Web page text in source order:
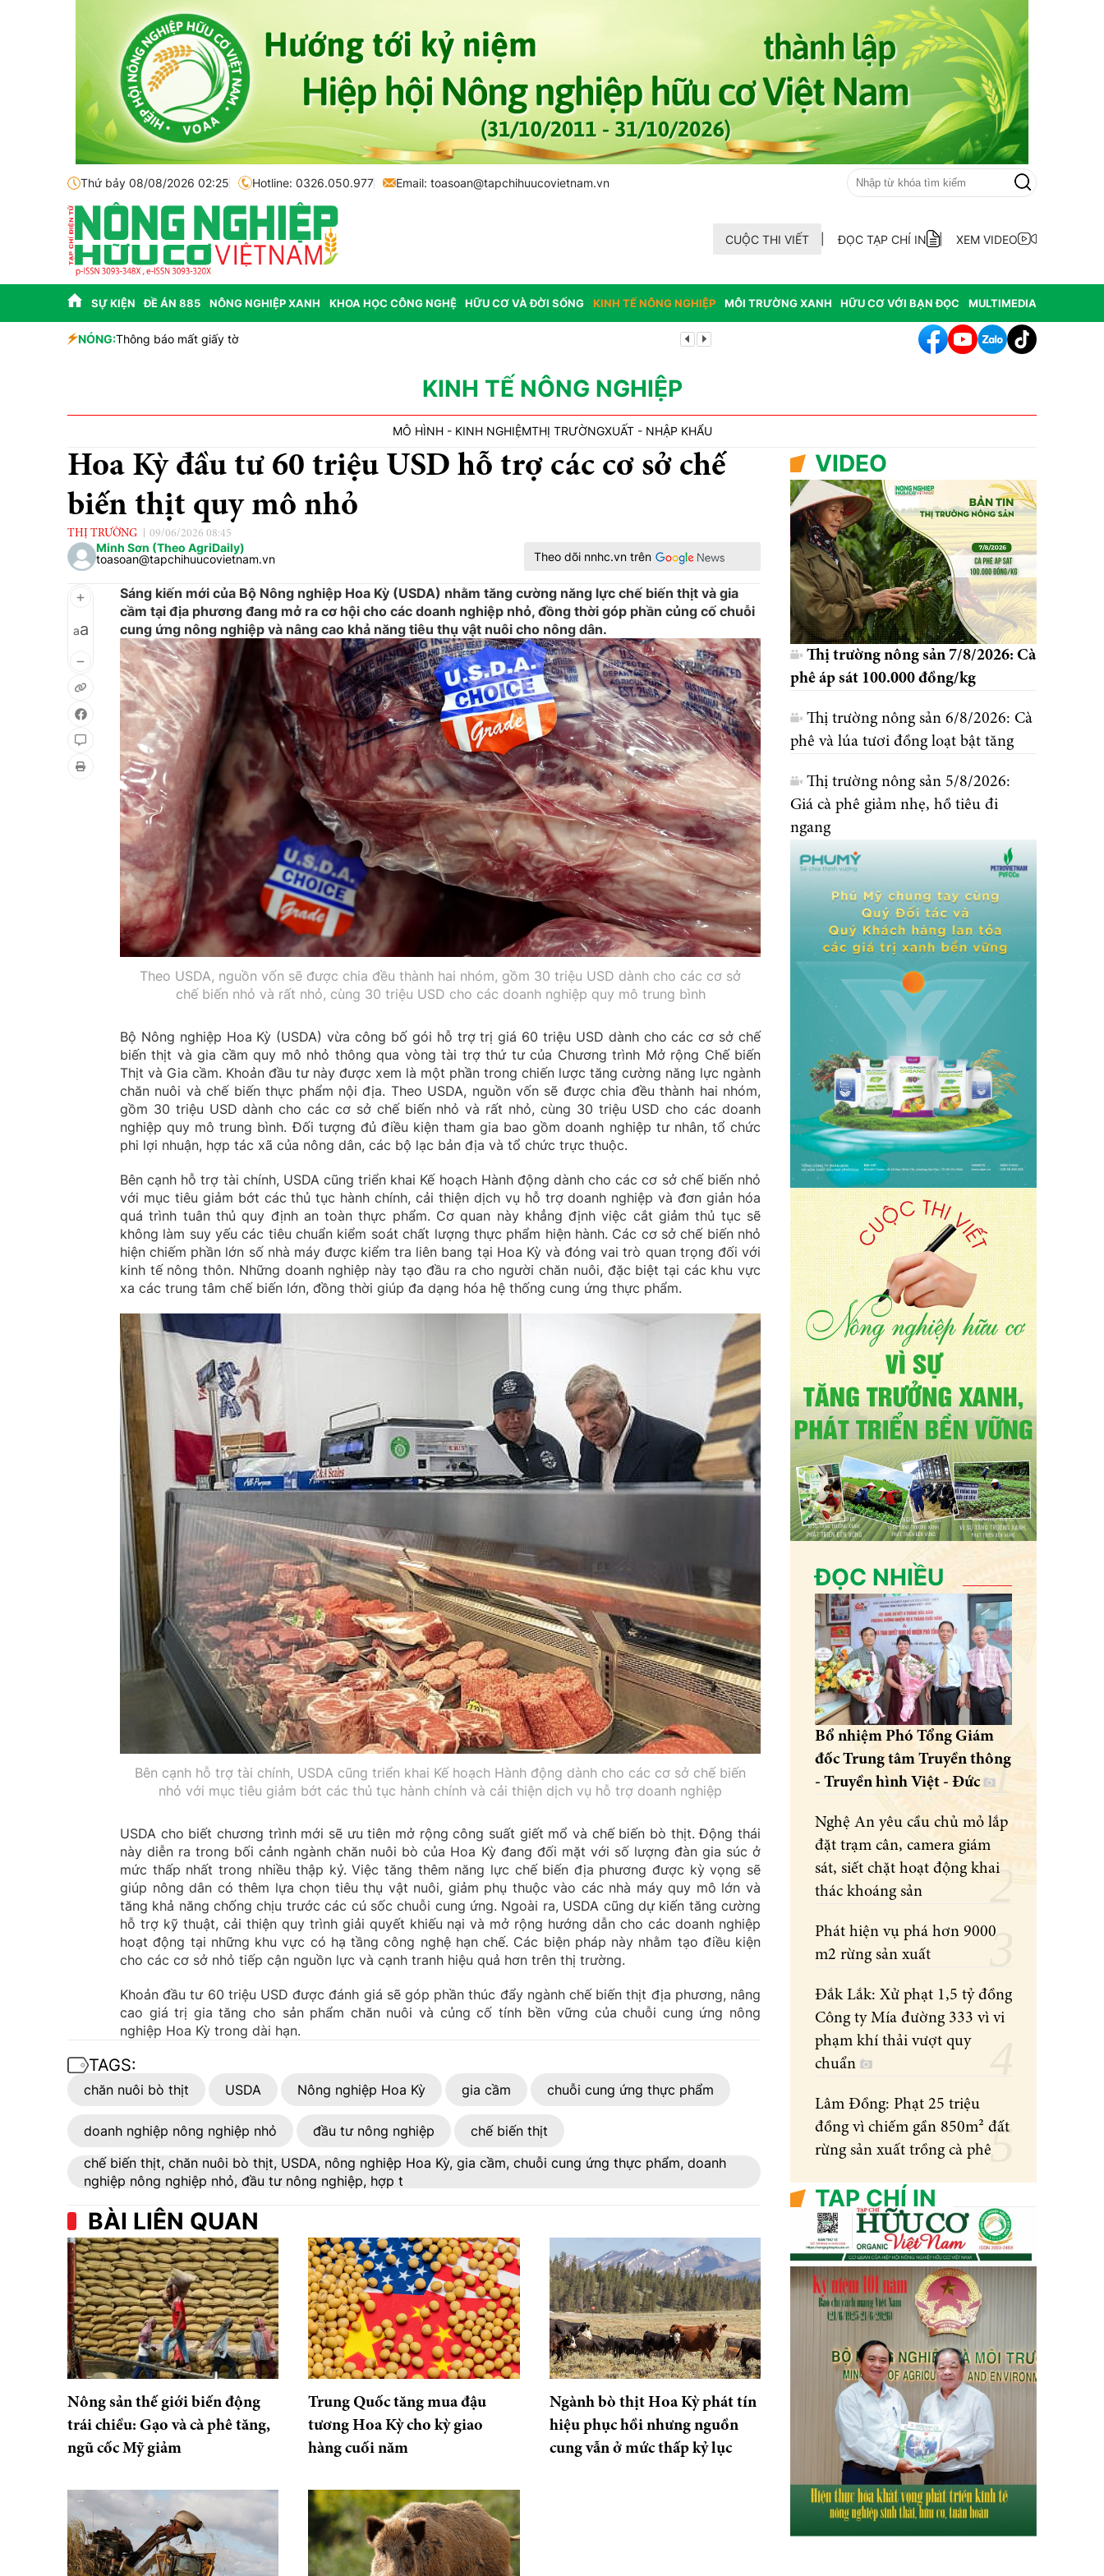
Thứ bảy 08/08/2026 02:25 Hotline: 0326.050.977 Email: toasoan@tapchihuucovietnam.vn
CUỘC THI VIẾT ĐỌC TẠP CHÍ IN XEM VIDEO
SỰ KIỆN ĐỀ ÁN 885 NÔNG NGHIỆP XANH KHOA HỌC CÔNG NGHỆ HỮU CƠ VÀ ĐỜI SỐNG KINH TẾ NÔNG NGHIỆP MÔI TRƯỜNG XANH HỮU CƠ VỚI BẠN ĐỌC MULTIMEDIA
NÓNG:Thông báo mất giấy tờ Lâm Đồng: Không hợp thức hóa diện tích đất vi phạm có nguồn gốc từ phá rừng
KINH TẾ NÔNG NGHIỆP
MÔ HÌNH - KINH NGHIỆMTHỊ TRƯỜNGXUẤT - NHẬP KHẨU
Hoa Kỳ đầu tư 60 triệu USD hỗ trợ các cơ sở chế
biến thịt quy mô nhỏ
THỊ TRƯỜNG 09/06/2026 08:45
Minh Sơn (Theo AgriDaily)
toasoan@tapchihuucovietnam.vn
Theo dõi nnhc.vn trên
aa
Sáng kiến mới của Bộ Nông nghiệp Hoa Kỳ (USDA) nhằm tăng cường năng lực chế biến thịt và gia
cầm tại địa phương đang mở ra cơ hội cho các doanh nghiệp nhỏ, đồng thời góp phần củng cố chuỗi
cung ứng nông nghiệp và nâng cao khả năng tiêu thụ vật nuôi cho nông dân.
Theo USDA, nguồn vốn sẽ được chia đều thành hai nhóm, gồm 30 triệu USD dành cho các cơ sở
chế biến nhỏ và rất nhỏ, cùng 30 triệu USD cho các doanh nghiệp quy mô trung bình
Bộ Nông nghiệp Hoa Kỳ (USDA) vừa công bố gói hỗ trợ trị giá 60 triệu USD dành cho các cơ sở chế
biến thịt và gia cầm quy mô nhỏ thông qua vòng tài trợ thứ tư của Chương trình Mở rộng Chế biến
Thịt và Gia cầm. Khoản đầu tư này được xem là một phần trong chiến lược tăng cường năng lực ngành
chăn nuôi và chế biến thực phẩm nội địa. Theo USDA, nguồn vốn sẽ được chia đều thành hai nhóm,
gồm 30 triệu USD dành cho các cơ sở chế biến nhỏ và rất nhỏ, cùng 30 triệu USD cho các doanh
nghiệp quy mô trung bình. Đối tượng đủ điều kiện tham gia bao gồm doanh nghiệp tư nhân, tổ chức
phi lợi nhuận, hợp tác xã của nông dân, các bộ lạc bản địa và tổ chức trực thuộc.
Bên cạnh hỗ trợ tài chính, USDA cũng triển khai Kế hoạch Hành động dành cho các cơ sở chế biến nhỏ
với mục tiêu giảm bớt các thủ tục hành chính, cải thiện dịch vụ hỗ trợ doanh nghiệp và đơn giản hóa
quá trình tuân thủ quy định an toàn thực phẩm. Cơ quan này khẳng định việc cắt giảm thủ tục sẽ
không làm suy yếu các tiêu chuẩn kiểm soát chất lượng thực phẩm hiện hành. Các cơ sở chế biến nhỏ
hiện chiếm phần lớn số nhà máy được kiểm tra liên bang tại Hoa Kỳ và đóng vai trò quan trọng đối với
kinh tế nông thôn. Những doanh nghiệp này tạo đầu ra cho người chăn nuôi, đặc biệt tại các khu vực
xa các trung tâm chế biến lớn, đồng thời giúp đa dạng hóa hệ thống cung ứng thực phẩm.
Bên cạnh hỗ trợ tài chính, USDA cũng triển khai Kế hoạch Hành động dành cho các cơ sở chế biến
nhỏ với mục tiêu giảm bớt các thủ tục hành chính và cải thiện dịch vụ hỗ trợ doanh nghiệp
USDA cho biết chương trình mới sẽ ưu tiên mở rộng công suất giết mổ và chế biến bò thịt. Động thái
này diễn ra trong bối cảnh ngành chăn nuôi bò của Hoa Kỳ đang đối mặt với số lượng đàn gia súc ở
mức thấp nhất trong nhiều thập kỷ. Việc tăng thêm năng lực chế biến địa phương được kỳ vọng sẽ
giúp nông dân có thêm lựa chọn tiêu thụ vật nuôi, giảm phụ thuộc vào các nhà máy quy mô lớn và
tăng khả năng chống chịu trước các cú sốc chuỗi cung ứng. Ngoài ra, USDA cũng dự kiến tăng cường
hỗ trợ kỹ thuật, cải thiện quy trình giải quyết khiếu nại và mở rộng hướng dẫn cho các doanh nghiệp
hoạt động tại những khu vực có hạ tầng công nghệ hạn chế. Các biện pháp này nhằm tạo điều kiện
cho các cơ sở nhỏ tiếp cận nguồn lực và cạnh tranh hiệu quả hơn trên thị trường.
Khoản đầu tư 60 triệu USD được đánh giá sẽ góp phần thúc đẩy ngành chế biến thịt địa phương, nâng
cao giá trị gia tăng cho sản phẩm chăn nuôi và củng cố tính bền vững của chuỗi cung ứng nông
nghiệp Hoa Kỳ trong dài hạn.
TAGS:
chăn nuôi bò thịt USDA Nông nghiệp Hoa Kỳ gia cầm chuỗi cung ứng thực phẩm
doanh nghiệp nông nghiệp nhỏ đầu tư nông nghiệp
chế biến thịt
chế biến thịt, chăn nuôi bò thịt, USDA, nông nghiệp Hoa Kỳ, gia cầm, chuỗi cung ứng thực phẩm, doanh
nghiệp nông nghiệp nhỏ, đầu tư nông nghiệp, hợp t
BÀI LIÊN QUAN
Nông sản thế giới biến động
trái chiều: Gạo và cà phê tăng,
ngũ cốc Mỹ giảm
Trung Quốc tăng mua đậu
tương Hoa Kỳ cho kỳ giao
hàng cuối năm
Ngành bò thịt Hoa Kỳ phát tín
hiệu phục hồi nhưng nguồn
cung vẫn ở mức thấp kỷ lục
VIDEO
Thị trường nông sản 7/8/2026: Cà
phê áp sát 100.000 đồng/kg
Thị trường nông sản 6/8/2026: Cà
phê và lúa tươi đồng loạt bật tăng
Thị trường nông sản 5/8/2026:
Giá cà phê giảm nhẹ, hồ tiêu đi
ngang
ĐỌC NHIỀU
Bổ nhiệm Phó Tổng Giám
đốc Trung tâm Truyền thông
- Truyền hình Việt - Đức
Nghệ An yêu cầu chủ mỏ lắp
đặt trạm cân, camera giám
sát, siết chặt hoạt động khai
thác khoáng sản
Phát hiện vụ phá hơn 9000
m2 rừng sản xuất
Đắk Lắk: Xử phạt 1,5 tỷ đồng
Công ty Mía đường 333 vì vi
phạm khí thải vượt quy
chuẩn
Lâm Đồng: Phạt 25 triệu
đồng vì chiếm gần 850m² đất
rừng sản xuất trồng cà phê
TẠP CHÍ IN